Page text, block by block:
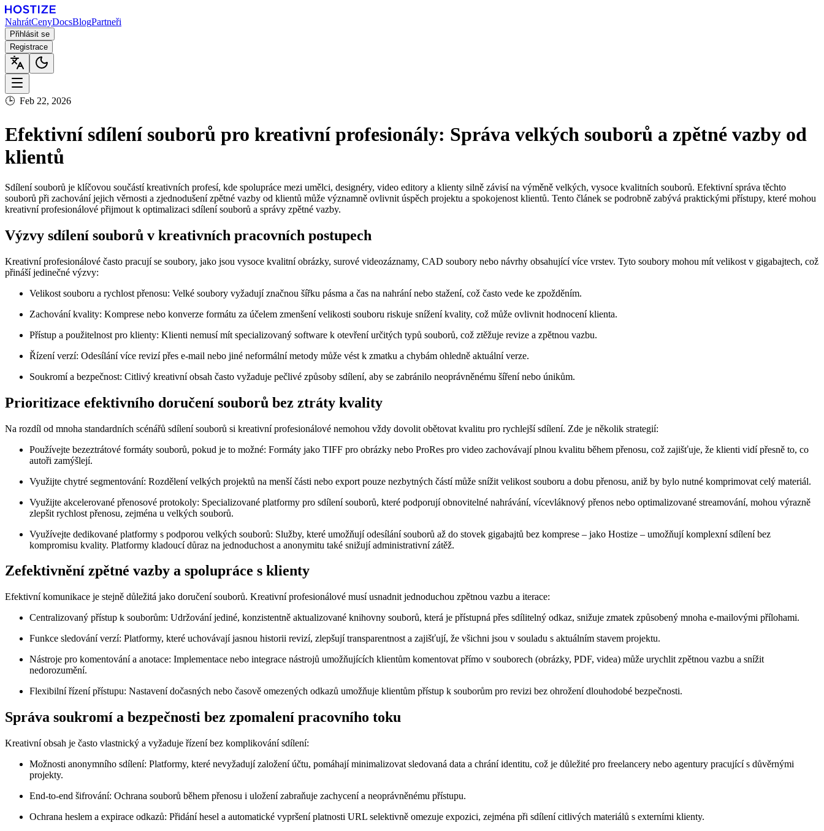
NahrátCenyDocsBlogPartneři
Přihlásit se
Registrace
🕒 Feb 22, 2026
Efektivní sdílení souborů pro kreativní profesionály: Správa velkých souborů a zpětné vazby od
klientů
Sdílení souborů je klíčovou součástí kreativních profesí, kde spolupráce mezi umělci, designéry, video editory a klienty silně závisí na výměně velkých, vysoce kvalitních souborů. Efektivní správa těchto
souborů při zachování jejich věrnosti a zjednodušení zpětné vazby od klientů může významně ovlivnit úspěch projektu a spokojenost klientů. Tento článek se podrobně zabývá praktickými přístupy, které mohou
kreativní profesionálové přijmout k optimalizaci sdílení souborů a správy zpětné vazby.
Výzvy sdílení souborů v kreativních pracovních postupech
Kreativní profesionálové často pracují se soubory, jako jsou vysoce kvalitní obrázky, surové videozáznamy, CAD soubory nebo návrhy obsahující více vrstev. Tyto soubory mohou mít velikost v gigabajtech, což
přináší jedinečné výzvy:
Velikost souboru a rychlost přenosu: Velké soubory vyžadují značnou šířku pásma a čas na nahrání nebo stažení, což často vede ke zpožděním.
Zachování kvality: Komprese nebo konverze formátu za účelem zmenšení velikosti souboru riskuje snížení kvality, což může ovlivnit hodnocení klienta.
Přístup a použitelnost pro klienty: Klienti nemusí mít specializovaný software k otevření určitých typů souborů, což ztěžuje revize a zpětnou vazbu.
Řízení verzí: Odesílání více revizí přes e-mail nebo jiné neformální metody může vést k zmatku a chybám ohledně aktuální verze.
Soukromí a bezpečnost: Citlivý kreativní obsah často vyžaduje pečlivé způsoby sdílení, aby se zabránilo neoprávněnému šíření nebo únikům.
Prioritizace efektivního doručení souborů bez ztráty kvality
Na rozdíl od mnoha standardních scénářů sdílení souborů si kreativní profesionálové nemohou vždy dovolit obětovat kvalitu pro rychlejší sdílení. Zde je několik strategií:
Používejte bezeztrátové formáty souborů, pokud je to možné: Formáty jako TIFF pro obrázky nebo ProRes pro video zachovávají plnou kvalitu během přenosu, což zajišťuje, že klienti vidí přesně to, co
autoři zamýšlejí.
Využijte chytré segmentování: Rozdělení velkých projektů na menší části nebo export pouze nezbytných částí může snížit velikost souboru a dobu přenosu, aniž by bylo nutné komprimovat celý materiál.
Využijte akcelerované přenosové protokoly: Specializované platformy pro sdílení souborů, které podporují obnovitelné nahrávání, vícevláknový přenos nebo optimalizované streamování, mohou výrazně
zlepšit rychlost přenosu, zejména u velkých souborů.
Využívejte dedikované platformy s podporou velkých souborů: Služby, které umožňují odesílání souborů až do stovek gigabajtů bez komprese – jako Hostize – umožňují komplexní sdílení bez
kompromisu kvality. Platformy kladoucí důraz na jednoduchost a anonymitu také snižují administrativní zátěž.
Zefektivnění zpětné vazby a spolupráce s klienty
Efektivní komunikace je stejně důležitá jako doručení souborů. Kreativní profesionálové musí usnadnit jednoduchou zpětnou vazbu a iterace:
Centralizovaný přístup k souborům: Udržování jediné, konzistentně aktualizované knihovny souborů, která je přístupná přes sdílitelný odkaz, snižuje zmatek způsobený mnoha e-mailovými přílohami.
Funkce sledování verzí: Platformy, které uchovávají jasnou historii revizí, zlepšují transparentnost a zajišťují, že všichni jsou v souladu s aktuálním stavem projektu.
Nástroje pro komentování a anotace: Implementace nebo integrace nástrojů umožňujících klientům komentovat přímo v souborech (obrázky, PDF, videa) může urychlit zpětnou vazbu a snížit
nedorozumění.
Flexibilní řízení přístupu: Nastavení dočasných nebo časově omezených odkazů umožňuje klientům přístup k souborům pro revizi bez ohrožení dlouhodobé bezpečnosti.
Správa soukromí a bezpečnosti bez zpomalení pracovního toku
Kreativní obsah je často vlastnický a vyžaduje řízení bez komplikování sdílení:
Možnosti anonymního sdílení: Platformy, které nevyžadují založení účtu, pomáhají minimalizovat sledovaná data a chrání identitu, což je důležité pro freelancery nebo agentury pracující s důvěrnými
projekty.
End-to-end šifrování: Ochrana souborů během přenosu i uložení zabraňuje zachycení a neoprávněnému přístupu.
Ochrana heslem a expirace odkazů: Přidání hesel a automatické vypršení platnosti URL selektivně omezuje expozici, zejména při sdílení citlivých materiálů s externími klienty.